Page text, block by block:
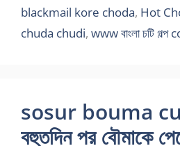
blackmail kore choda, Hot
chuda chudi, www বাংলা চটি গল্প
sosur bouma
বহুতদিন পর বৌমাকে